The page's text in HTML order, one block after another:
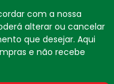
com a nossa
alterar ou cancelar
que desejar. Aqui
e não recebe